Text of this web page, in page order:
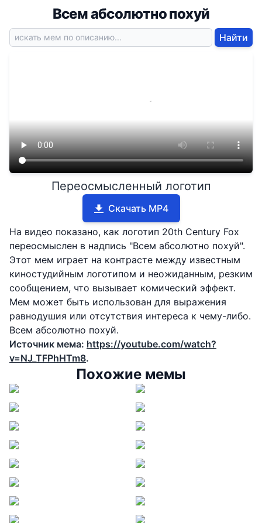
Всем абсолютно похуй
Найти
Переосмысленный логотип
Скачать MP4
На видео показано, как логотип 20th Century Fox
переосмыслен в надпись "Всем абсолютно похуй".
Этот мем играет на контрасте между известным
киностудийным логотипом и неожиданным, резким
сообщением, что вызывает комический эффект.
Мем может быть использован для выражения
равнодушия или отсутствия интереса к чему-либо.
Всем абсолютно похуй.
Источник мема: https://youtube.com/watch?
v=NJ_TFPhHTm8.
Похожие мемы